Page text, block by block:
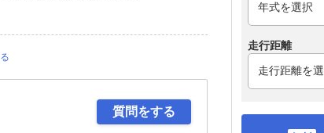
質問をする
走行距離